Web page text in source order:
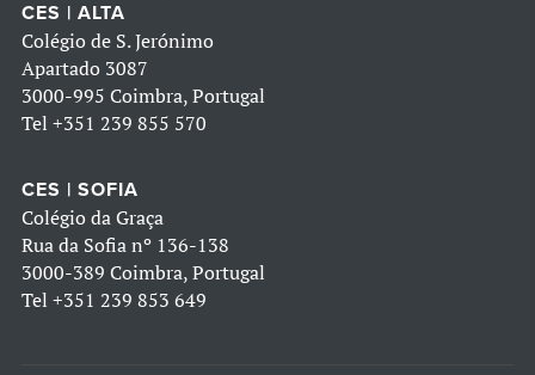
CES | ALTA
Colégio de S. Jerónimo
Apartado 3087
3000-995 Coimbra, Portugal
Tel +351 239 855 570
CES | SOFIA
Colégio da Graça
Rua da Sofia nº 136-138
3000-389 Coimbra, Portugal
Tel +351 239 853 649